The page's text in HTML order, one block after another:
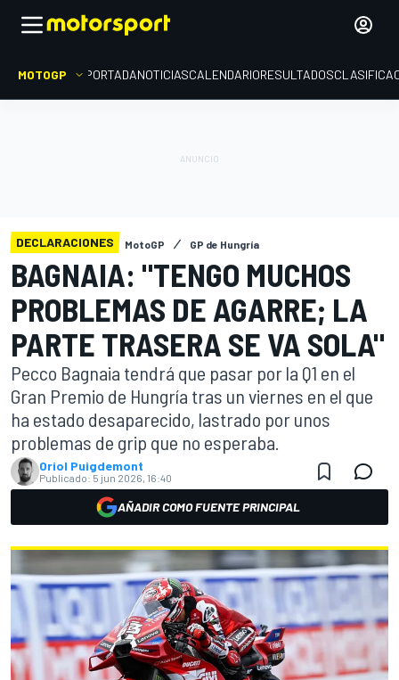
MOTOGP PORTADANOTICIASCALENDARIORESULTADOS
DECLARACIONES MotoGP GP de Hungría
BAGNAIA: "TENGO MUCHOS
PROBLEMAS DE AGARRE; LA
PARTE TRASERA SE VA SOLA"
Pecco Bagnaia tendrá que pasar por la Q1 en el
Gran Premio de Hungría tras un viernes en el que
ha estado desaparecido, lastrado por unos
problemas de grip que no esperaba.
Oriol Puigdemont
Publicado: 5 jun 2026, 16:40
AÑADIR COMO FUENTE PRINCIPAL